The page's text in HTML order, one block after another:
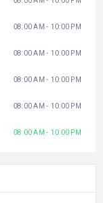
08:00 AM - 10:00 PM
08:00 AM - 10:00 PM
08:00 AM - 10:00 PM
08:00 AM - 10:00 PM
08:00 AM - 10:00 PM